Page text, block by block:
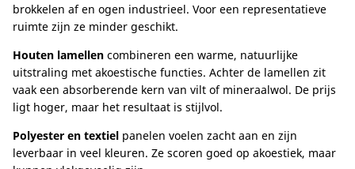
brokkelen af en ogen industrieel. Voor een representatieve
ruimte zijn ze minder geschikt.
Houten lamellen combineren een warme, natuurlijke
uitstraling met akoestische functies. Achter de lamellen zit
vaak een absorberende kern van vilt of mineraalwol. De prijs
ligt hoger, maar het resultaat is stijlvol.
Polyester en textiel panelen voelen zacht aan en zijn
leverbaar in veel kleuren. Ze scoren goed op akoestiek, maar